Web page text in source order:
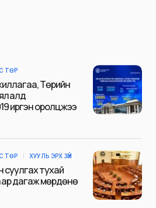
ТӨР
Төрийн
иргэн оролцжээ
ТӨР ХУУЛЬ ЭРХ ЗҮЙ
суулгах тухай
дагаж мөрдөнө